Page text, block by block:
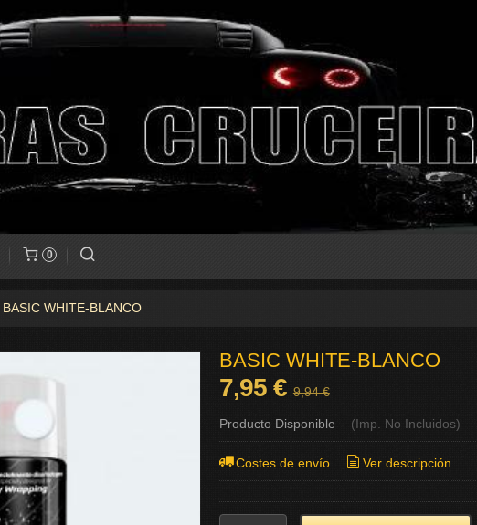
0
BASIC WHITE-BLANCO
BASIC WHITE-BLANCO
7,95 €9,94 €
Producto Disponible - (Imp. No Incluidos)
Costes de envío Ver descripción